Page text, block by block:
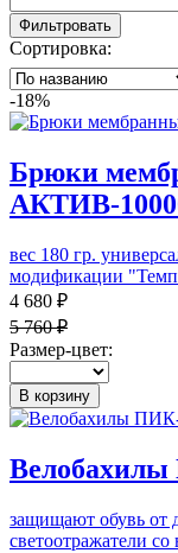
Фильтровать
Сортировка:
-18%
Брюки
АКТИВ-
вес 180 гр.
модификации
4 680 ₽
5 760 ₽
Размер-цвет:
В корзину
защищают обувь от
светоотражатели со